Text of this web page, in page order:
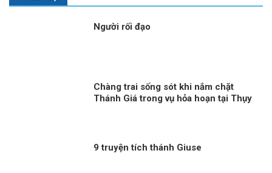
Người rối đạo
Chàng trai sống sót khi nắm chặt
Thánh Giá trong vụ hỏa hoạn tại Thụy
9 truyện tích thánh Giuse